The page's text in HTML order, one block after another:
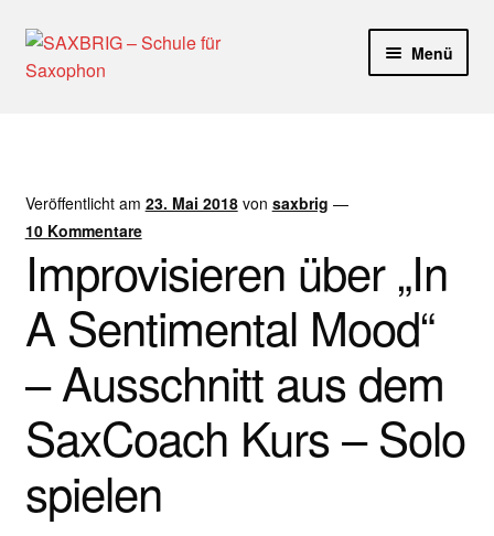
Zur
Navigation
Zum
Inhalt
Menü
Aktuelle Blog Artikel
ANMELDUNG
Dankeschön – Impro Basic Downloads (Youtube)
Datenschutz
Disclaimer
Impressum
Veröffentlicht am 23. Mai 2018 von saxbrig —
10 Kommentare
Improvisieren über „In
A Sentimental Mood“
– Ausschnitt aus dem
SaxCoach Kurs – Solo
spielen